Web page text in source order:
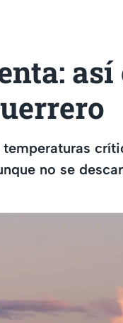
no se